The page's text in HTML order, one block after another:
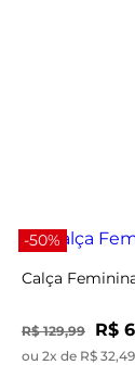
-50%
Calça
R$ 129,99 R$
ou 2x de R$